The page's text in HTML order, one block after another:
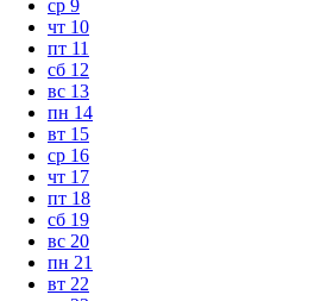
ср 9
чт 10
пт 11
сб 12
вс 13
пн 14
вт 15
ср 16
чт 17
пт 18
сб 19
вс 20
пн 21
вт 22